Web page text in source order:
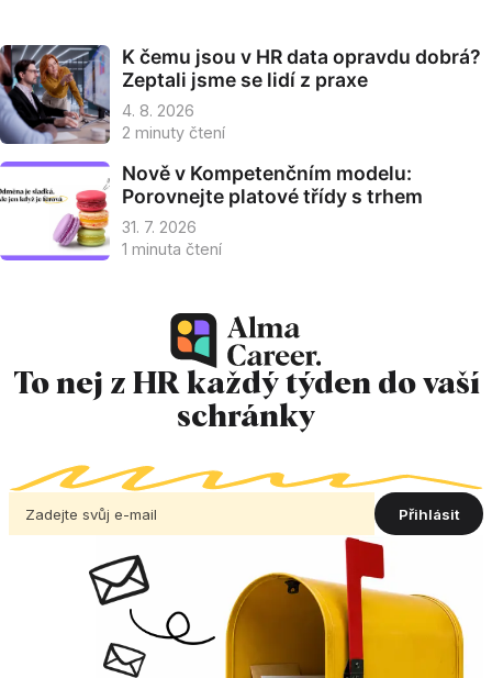
K čemu jsou v HR data opravdu dobrá?
Zeptali jsme se lidí z praxe
4. 8. 2026
2 minuty čtení
Nově v Kompetenčním modelu:
Porovnejte platové třídy s trhem
31. 7. 2026
1 minuta čtení
To nej z HR každý týden do vaší
schránky
Přihlásit